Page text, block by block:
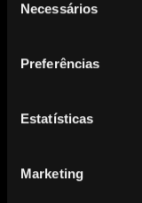
Necessários
Preferências
Estatísticas
Marketing
Música.
Instituído
Council,
patrocínio da
promover os
da música.